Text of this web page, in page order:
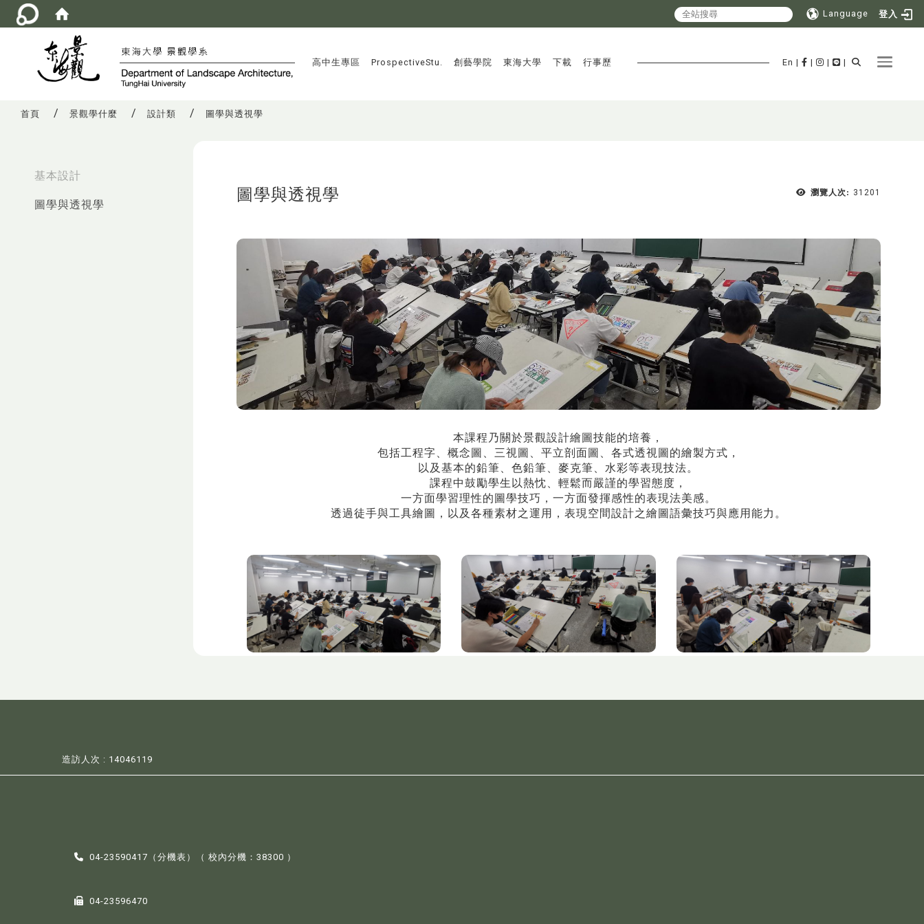
Language 登入
Toggle
:::
高中生專區 ProspectiveStu. 創藝學院 東海大學 下載 行事歷 En | | | |
首頁 景觀學什麼 設計類 圖學與透視學
基本設計
圖學與透視學
瀏覽人次: 31201
圖學與透視學
本課程乃關於景觀設計繪圖技能的培養，
包括工程字、概念圖、三視圖、平立剖面圖、各式透視圖的繪製方式，
以及基本的鉛筆、色鉛筆、麥克筆、水彩等表現技法。
課程中鼓勵學生以熱忱、輕鬆而嚴謹的學習態度，
一方面學習理性的圖學技巧，一方面發揮感性的表現法美感。
透過徒手與工具繪圖，以及各種素材之運用，表現空間設計之繪圖語彙技巧與應用能力。
造訪人次 : 14046119
04-23590417（分機表 ）（ 校內分機：38300 ）
04-23596470